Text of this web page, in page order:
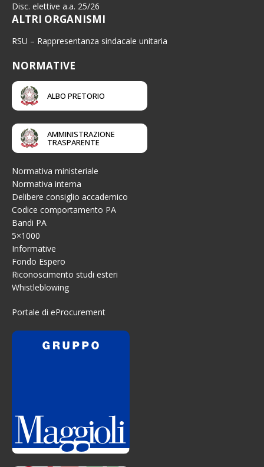
Disc. elettive a.a. 25/26
ALTRI ORGANISMI
RSU – Rappresentanza sindacale unitaria
NORMATIVE
ALBO PRETORIO
AMMINISTRAZIONE
TRASPARENTE
Normativa ministeriale
Normativa interna
Delibere consiglio accademico
Codice comportamento PA
Bandi PA
5×1000
Informative
Fondo Espero
Riconoscimento studi esteri
Whistleblowing
Portale di eProcurement